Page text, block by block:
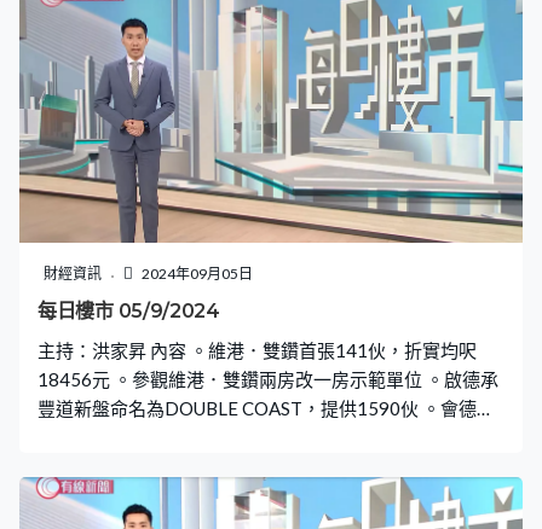
財經資訊 2024年09月05日
每日樓市 05/9/2024
主持：洪家昇 內容 。維港．雙鑽首張141伙，折實均呎
18456元 。參觀維港．雙鑽兩房改一房示範單位 。啟德承
豐道新盤命名為DOUBLE COAST，提供1590伙 。會德